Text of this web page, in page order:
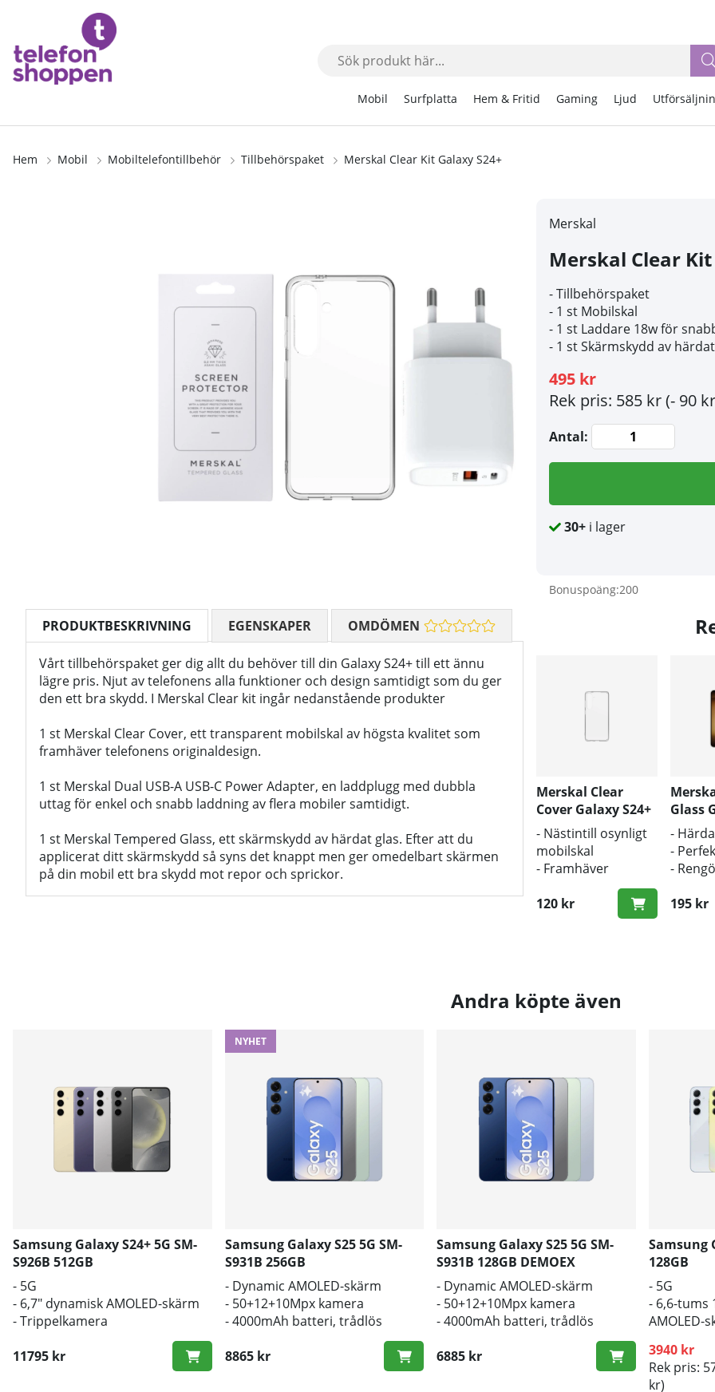
Mobil Surfplatta Hem & Fritid Gaming Ljud
Hem Mobil Mobiltelefontillbehör Tillbehörspaket Merskal Clear Kit Galaxy S24+
Merskal
Merskal Clear Kit
- Tillbehörspaket
- 1 st Mobilskal
- 1 st Laddare 18w för
- 1 st Skärmskydd av
495 kr
Rek pris: 585 kr(- 90
Antal:
30+ i lager
Bonuspoäng:200
PRODUKTBESKRIVNING
Vårt tillbehörspaket ger dig allt du behöver till din Galaxy S24+ till ett ännu
lägre pris. Njut av telefonens alla funktioner och design samtidigt som du ger
den ett bra skydd. I Merskal Clear kit ingår nedanstående produkter
1 st Merskal Clear Cover, ett transparent mobilskal av högsta kvalitet som
framhäver telefonens originaldesign.
1 st Merskal Dual USB-A USB-C Power Adapter, en laddplugg med dubbla
uttag för enkel och snabb laddning av flera mobiler samtidigt.
1 st Merskal Tempered Glass, ett skärmskydd av härdat glas. Efter att du
applicerat ditt skärmskydd så syns det knappt men ger omedelbart skärmen
på din mobil ett bra skydd mot repor och sprickor.
EGENSKAPER OMDÖMEN
Merskal Clear
Cover Galaxy S24+
- BULK
- Nästintill osynligt
mobilskal
- Framhäver
originaldesign
- Bra skydd mot
120 kr
Glass
(3D)
-
-
-
195 kr
Andra köpte även
Samsung Galaxy S24+ 5G SM-
S926B 512GB
- 5G
- 6,7" dynamisk AMOLED-skärm
- Trippelkamera
11795 kr
NYHET
Samsung Galaxy S25 5G SM-
S931B 256GB
- Dynamic AMOLED-skärm
- 50+12+10Mpx kamera
- 4000mAh batteri, trådlös
8865 kr
Samsung Galaxy S25 5G SM-
S931B 128GB DEMOEX
- Dynamic AMOLED-skärm
- 50+12+10Mpx kamera
- 4000mAh batteri, trådlös
6885 kr
Samsung
128GB
- 5G
- 6,6-tums
AMOLED-
3940 kr
Rek pris:
kr)